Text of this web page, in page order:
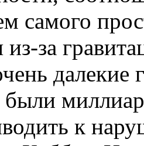
самого
из-за
к